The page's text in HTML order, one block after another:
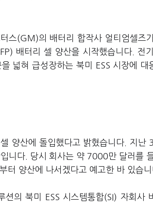
스(GM)의 배터리 합작사 얼티엄셀즈
배터리 셀 양산을 시작했습니다. 전
넓혀 급성장하는 북미 ESS 시장에 대
양산에 돌입했다고 밝혔습니다. 지난
니다. 당시 회사는 약 7000만 달러를
터 양산에 나서겠다고 예고한 바 있습니
의 북미 ESS 시스템통합(SI) 자회사